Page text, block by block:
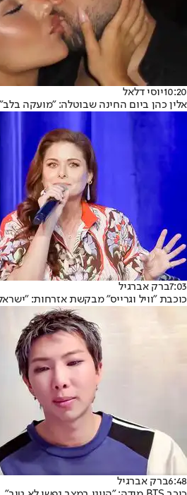
10:20יוסי דלאל
אלין כהן ביום החינה שבוטלה: "מועקה בלב"
7:03ברק אברגיל
כוכבת "וויל וגרייס" מבקשת אזרחות:
6:48ברק אברגיל